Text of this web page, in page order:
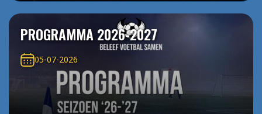
PROGRAMMA 2026-2027
05-07-2026